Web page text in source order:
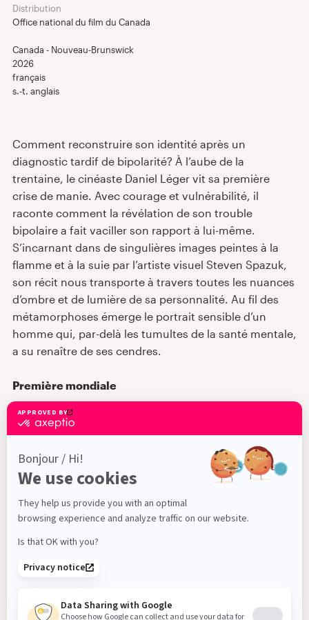
Expériences VR
Nouvelles
Jury et prix
À propos
En
Distribution
Office national du film du Canada
Canada - Nouveau-Brunswick
2026
français
s.-t. anglais
Comment reconstruire son identité après un
diagnostic tardif de bipolarité? À l’aube de la
trentaine, le cinéaste Daniel Léger vit sa première
crise de manie. Avec courage et vulnérabilité, il
raconte comment la révélation de son trouble
bipolaire a fait vaciller son rapport à lui-même.
S’incarnant dans de singulières images peintes à la
flamme et à la suie par l’artiste visuel Steven Spazuk,
son récit nous transporte à travers toutes les nuances
d’ombre et de lumière de sa personnalité. Au fil des
métamorphoses émerge le portrait sensible d’un
homme qui, par-delà les tumultes de la santé mentale,
a su renaître de ses cendres.
Première mondiale
Compétition canadienne 2
2026-05-13 - 18h00
74 min
Salle de projection principale
Acheter un billet
Compétition canadienne 2